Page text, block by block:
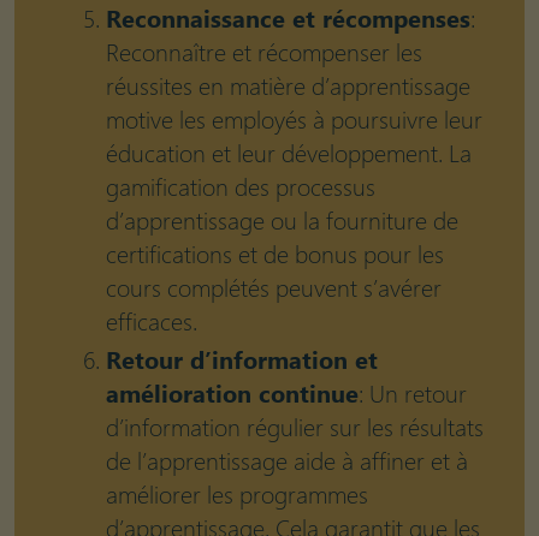
Reconnaissance et récompenses:
Reconnaître et récompenser les
réussites en matière d’apprentissage
motive les employés à poursuivre leur
éducation et leur développement. La
gamification des processus
d’apprentissage ou la fourniture de
certifications et de bonus pour les
cours complétés peuvent s’avérer
efficaces.
Retour d’information et
amélioration continue: Un retour
d’information régulier sur les résultats
de l’apprentissage aide à affiner et à
améliorer les programmes
d’apprentissage. Cela garantit que les